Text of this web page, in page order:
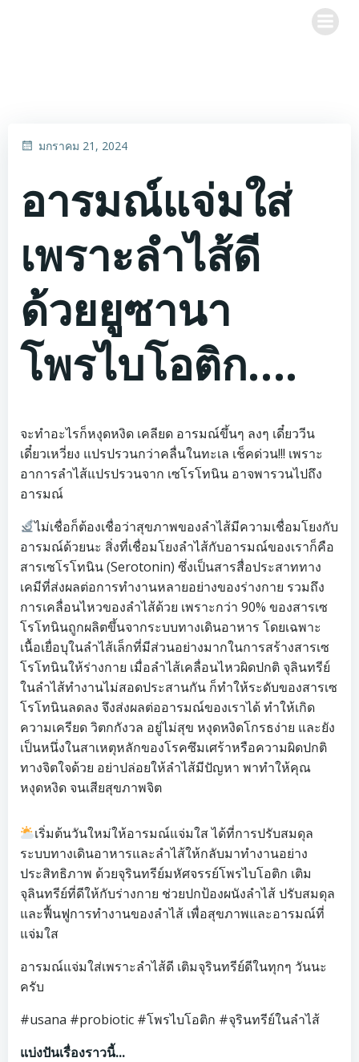
มกราคม 21, 2024
อารมณ์แจ่มใส่
เพราะลำไส้ดี
ด้วยยูซานา
โพรไบโอติก….
จะทำอะไรก็หงุดหงิด เคลียด อารมณ์ขึ้นๆ ลงๆ เดี๋ยววีน
เดี๋ยวเหวี่ยง แปรปรวนกว่าคลื่นในทะเล เช็คด่วน!!! เพราะ
อาการลำไส้แปรปรวนจาก เซโรโทนิน อาจพารวนไปถึง
อารมณ์
ไม่เชื่อก็ต้องเชื่อว่าสุขภาพของลำไส้มีความเชื่อมโยงกับ
อารมณ์ด้วยนะ สิ่งที่เชื่อมโยงลำไส้กับอารมณ์ของเราก็คือ
สารเซโรโทนิน (Serotonin) ซึ่งเป็นสารสื่อประสาททาง
เคมีที่ส่งผลต่อการทำงานหลายอย่างของร่างกาย รวมถึง
การเคลื่อนไหวของลำไส้ด้วย เพราะกว่า 90% ของสารเซ
โรโทนินถูกผลิตขึ้นจากระบบทางเดินอาหาร โดยเฉพาะ
เนื้อเยื่อบุในลำไส้เล็กที่มีส่วนอย่างมากในการสร้างสารเซ
โรโทนินให้ร่างกาย เมื่อลำไส้เคลื่อนไหวผิดปกติ จุลินทรีย์
ในลำไส้ทำงานไม่สอดประสานกัน ก็ทำให้ระดับของสารเซ
โรโทนินลดลง จึงส่งผลต่ออารมณ์ของเราได้ ทำให้เกิด
ความเครียด วิตกกังวล อยู่ไม่สุข หงุดหงิดโกรธง่าย และยัง
เป็นหนึ่งในสาเหตุหลักของโรคซึมเศร้าหรือความผิดปกติ
ทางจิตใจด้วย อย่าปล่อยให้ลำไส้มีปัญหา พาทำให้คุณ
หงุดหงิด จนเสียสุขภาพจิต
เริ่มต้นวันใหม่ให้อารมณ์แจ่มใส ได้ที่การปรับสมดุล
ระบบทางเดินอาหารและลำไส้ให้กลับมาทำงานอย่าง
ประสิทธิภาพ ด้วยจุรินทรีย์มหัศจรรย์โพรไบโอติก เติม
จุลินทรีย์ที่ดีให้กับร่างกาย ช่วยปกป้องผนังลำไส้ ปรับสมดุล
และฟื้นฟูการทำงานของลำไส้ เพื่อสุขภาพและอารมณ์ที่
แจ่มใส
อารมณ์แจ่มใส่เพราะลำไส้ดี เติมจุรินทรีย์ดีในทุกๆ วันนะ
ครับ
#usana #probiotic #โพรไบโอติก #จุรินทรีย์ในลำไส้
แบ่งปันเรื่องราวนี้...